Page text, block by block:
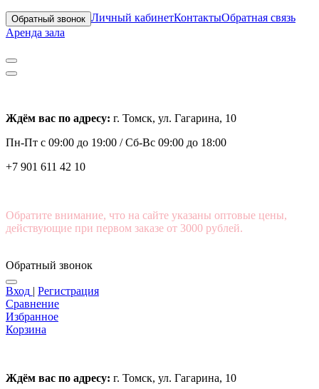
Обратный звонок Личный кабинетКонтактыОбратная связь
Аренда зала
Ждём вас по адресу: г. Томск, ул. Гагарина, 10
Пн-Пт с 09:00 до 19:00 /Сб-Вс 09:00 до 18:00
+7 901 611 42 10
Обратите внимание, что на сайте указаны оптовые цены,
действующие при первом заказе от 3000 рублей.
Обратный звонок
Вход | Регистрация
Сравнение
Избранное
Корзина
Ждём вас по адресу: г. Томск, ул. Гагарина, 10